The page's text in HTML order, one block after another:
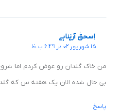
اِسحقٰ آرپَناہے
15 شهریور 02 در 6:49 ب.ظ
من خاک گلدان رو عوض کردم اما شروع
بی حال شده الان یک هفته س که
پاسخ